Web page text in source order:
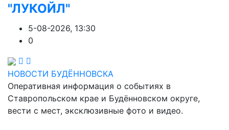
"ЛУКОЙЛ"
5-08-2026, 13:30
0
НОВОСТИ БУДЁННОВСКА
Оперативная информация о событиях в
Ставропольском крае и Будённовском округе,
вести с мест, эксклюзивные фото и видео.